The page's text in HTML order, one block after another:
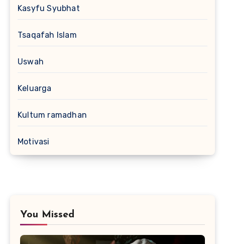
Kasyfu Syubhat
Tsaqafah Islam
Uswah
Keluarga
Kultum ramadhan
Motivasi
You Missed